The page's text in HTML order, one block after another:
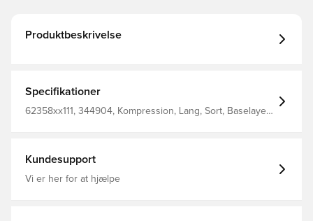
Produktbeskrivelse
Specifikationer
62358xx111, 344904, Kompression, Lang, Sort, Baselayer,
Kundesupport
Vi er her for at hjælpe